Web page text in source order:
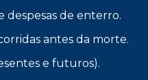
despesas de enterro.
antes da morte.
e futuros).